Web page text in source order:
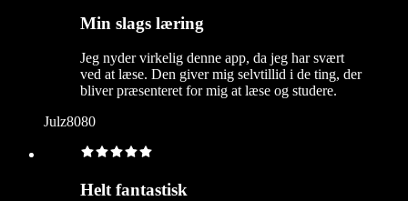
Min slags læring
Jeg nyder virkelig denne app, da jeg har svært
ved at læse. Den giver mig selvtillid i de ting, der
bliver præsenteret for mig at læse og studere.
Julz8080
Helt fantastisk